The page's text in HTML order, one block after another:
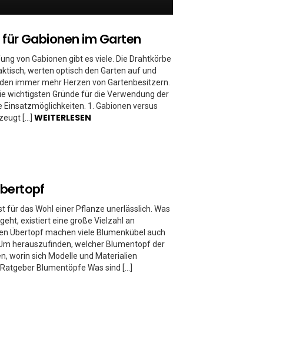
Gabionen im Garten
von Gabionen gibt es viele. Die Drahtkörbe
werten optisch den Garten auf und
immer mehr Herzen von Gartenbesitzern.
wichtigsten Gründe für die Verwendung der
Einsatzmöglichkeiten. 1. Gabionen versus
[…] WEITERLESEN
für das Wohl einer Pflanze unerlässlich. Was
existiert eine große Vielzahl an
Übertopf machen viele Blumenkübel auch
herauszufinden, welcher Blumentopf der
worin sich Modelle und Materialien
Blumentöpfe Was sind […]